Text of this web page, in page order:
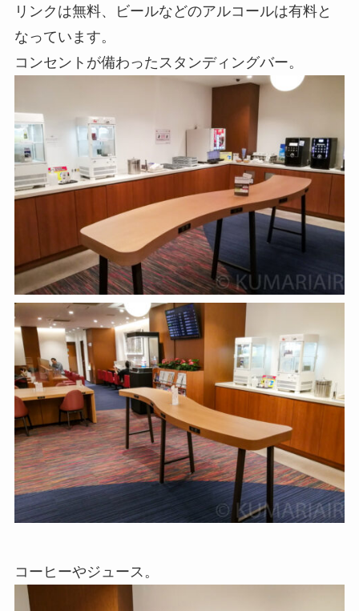
リンクは無料、ビールなどのアルコールは有料と
なっています。
コンセントが備わったスタンディングバー。
コーヒーやジュース。